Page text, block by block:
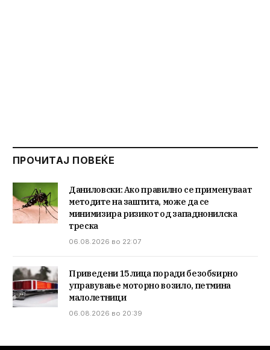
ПРОЧИТАЈ ПОВЕЌЕ
Даниловски: Ако правилно се применуваат
методите на заштита, може да се
минимизира ризикот од западнонилска
треска
06.08.2026 во 22:07
Приведени 15 лица поради безобѕирно
управување моторно возило, петмина
малолетници
06.08.2026 во 20:39